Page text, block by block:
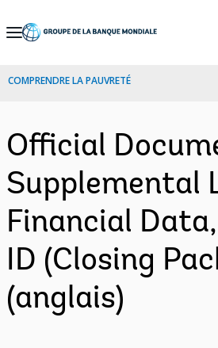
Skip
Navigation
COMPRENDRE LA PAUVRETÉ
Official
Supplemental
Financial
ID (Closing
(anglais)